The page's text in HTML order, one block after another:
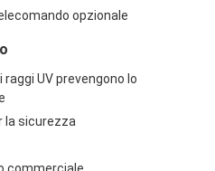
filato
martello
opzionale
UV prevengono lo
la sicurezza